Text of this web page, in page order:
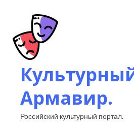
Армавир.
Российский культурный портал.